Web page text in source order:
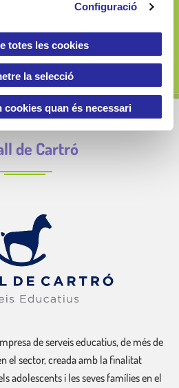
Configuració
totes les cookies
la selecció
cookies quan és necessari
de Cartró
de serveis educatius, de més de
el sector, creada amb la finalitat
adolescents i les seves famílies en el